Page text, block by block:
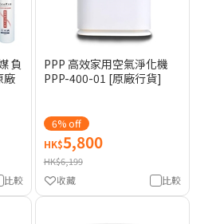
負
廠
比較
PPP 高效家用空氣淨化機
PPP-400-01 [原廠行貨]
6% off
HK$5,800
HK$6,199
比較
收藏